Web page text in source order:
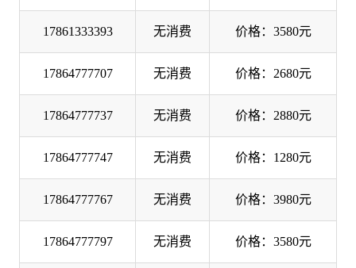
17861333393 无消费 价格：3580元
17864777707 无消费 价格：2680元
17864777737 无消费 价格：2880元
17864777747 无消费 价格：1280元
17864777767 无消费 价格：3980元
17864777797 无消费 价格：3580元